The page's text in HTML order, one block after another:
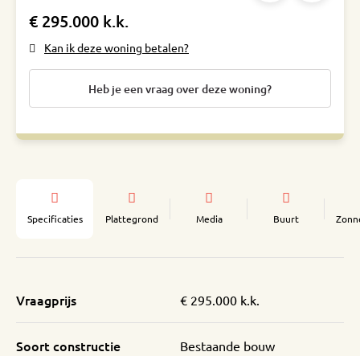
€ 295.000 k.k.
Kan ik deze woning betalen?
Heb je een vraag over deze woning?
Specificaties Plattegrond Media Buurt
Vraagprijs € 295.000 k.k.
Soort constructie Bestaande bouw